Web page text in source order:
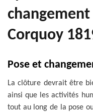
Corquoy
Pose et
La clôture devrait être
ainsi que les activités
tout au long de la pose